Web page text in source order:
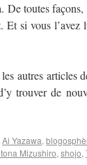
toutes
si vous l’avez
autres articles
trouver de
Ai Yazawa,
Mizushiro, shojo,